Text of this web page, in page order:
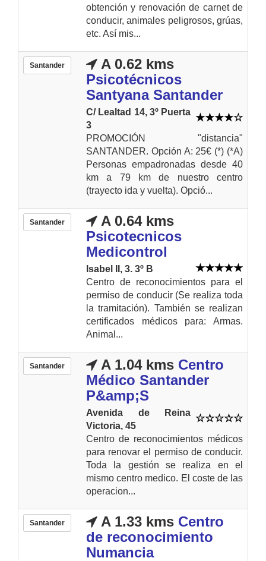
obtención y renovación de carnet de
conducir, animales peligrosos, grúas,
etc. Así mis...
Santander
A 0.62 kms
Psicotécnicos
Santyana Santander
C/ Lealtad 14, 3º Puerta
3
PROMOCIÓN "distancia"
SANTANDER. Opción A: 25€ (*) (*A)
Personas empadronadas desde 40
km a 79 km de nuestro centro
(trayecto ida y vuelta). Opció...
Santander
A 0.64 kms
Psicotecnicos
Medicontrol
Isabel II, 3. 3º B
Centro de reconocimientos para el
permiso de conducir (Se realiza toda
la tramitación). También se realizan
certificados médicos para: Armas.
Animal...
Santander A 1.04 kms Centro
Médico Santander
P&amp;S
Avenida de Reina
Victoria, 45
Centro de reconocimientos médicos
para renovar el permiso de conducir.
Toda la gestión se realiza en el
mismo centro medico. El coste de las
operacion...
Santander A 1.33 kms Centro
de reconocimiento
Numancia